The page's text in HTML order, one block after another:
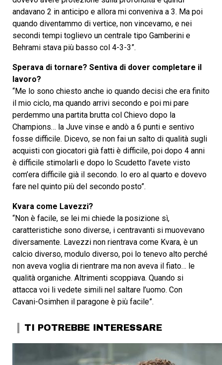
andavano 2 in anticipo e allora mi conveniva a 3. Ma poi
quando diventammo di vertice, non vincevamo, e nei
secondi tempi toglievo un centrale tipo Gamberini e
Behrami stava più basso col 4-3-3”.
Sperava di tornare? Sentiva di dover completare il
lavoro?
“Me lo sono chiesto anche io quando decisi che era finito
il mio ciclo, ma quando arrivi secondo e poi mi pare
perdemmo una partita brutta col Chievo dopo la
Champions… la Juve vinse e andò a 6 punti e sentivo
fosse difficile. Dicevo, se non fai un salto di qualità sugli
acquisti con giocatori già fatti è difficile, poi dopo 4 anni
è difficile stimolarli e dopo lo Scudetto l’avete visto
com’era difficile già il secondo. Io ero al quarto e dovevo
fare nel quinto più del secondo posto”.
Kvara come Lavezzi?
“Non è facile, se lei mi chiede la posizione sì,
caratteristiche sono diverse, i centravanti si muovevano
diversamente. Lavezzi non rientrava come Kvara, è un
calcio diverso, modulo diverso, poi lo tenevo alto perché
non aveva voglia di rientrare ma non aveva il fiato… le
qualità organiche. Altrimenti scoppiava. Quando si
attacca voi li vedete simili nel saltare l’uomo. Con
Cavani-Osimhen il paragone è più facile”.
TI POTREBBE INTERESSARE